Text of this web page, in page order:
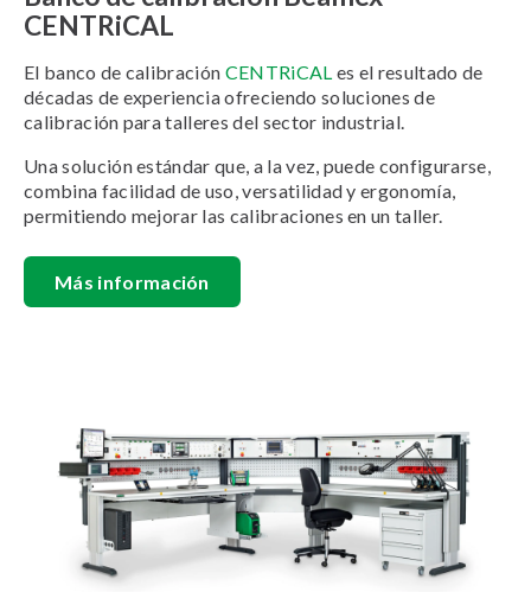
CENTRiCAL
El banco de calibración CENTRiCAL es el resultado de
décadas de experiencia ofreciendo soluciones de
calibración para talleres del sector industrial.
Una solución estándar que, a la vez, puede configurarse,
combina facilidad de uso, versatilidad y ergonomía,
permitiendo mejorar las calibraciones en un taller.
Más información